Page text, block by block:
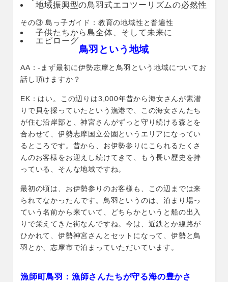
地域振興型の鳥羽式エコツーリズムの必然性
その③ 島っ子ガイド：教育の地域性と普遍性
子供たちから島全体、そして未来に
エピローグ
鳥羽という地域
AA：-まず最初に伊勢志摩と鳥羽という地域についてお
話し頂けますか？
EK：はい。この辺りは3,000年昔から海女さんが素潜
りで貝を採っていたという漁港で、この海女さんたち
が住む沿岸部と、神宮さんがずっと守り続ける森とを
合わせて、伊勢志摩国立公園というエリアになってい
るところです。昔から、お伊勢参りにこられるたくさ
んのお客様をお迎えし続けてきて、もう長い歴史を持
っている、そんな地域ですね。
最初の頃は、お伊勢参りのお客様も、この辺までは来
られてなかったんです。鳥羽というのは、泊まり場っ
ていう名前から来ていて、どちらかというと船の出入
りで栄えてきた街なんですね。今は、近鉄とか線路が
ひかれて、伊勢神宮さんとセットになって、伊勢と鳥
羽とか、志摩市で泊まっていただいています。
漁師町鳥羽：漁師さんたちが守る海の豊かさ